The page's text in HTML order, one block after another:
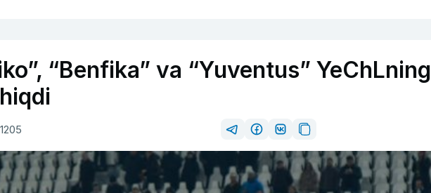
“Benfika” va “Yuventus” YeChLning
1205